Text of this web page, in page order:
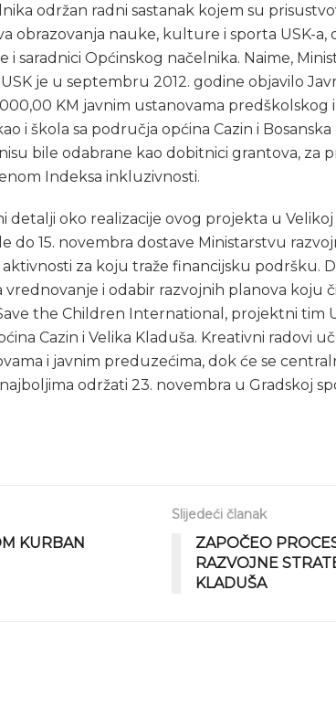
održan radni sastanak kojem su
obrazovanja nauke, kulture i sporta USK-a,
i saradnici Općinskog načelnika. Naime,
je u septembru 2012. godine objavilo
KM javnim ustanovama predškolskog
i škola sa područja općina Cazin i
bile odabrane kao dobitnici grantova, za
Indeksa inkluzivnosti.
detalji oko realizacije ovog projekta u Velikoj
do 15. novembra dostave Ministarstvu
za koju traže financijsku podršku.
vrednovanje i odabir razvojnih planova koju
the Children International, projektni tim
Cazin i Velika Kladuša. Kreativni radovi
i javnim preduzećima, dok će se
održati 23. novembra u Gradskoj
KURBAN
Slijedeći članak
ZAPOČEO
RAZVOJNE
KLADUŠA